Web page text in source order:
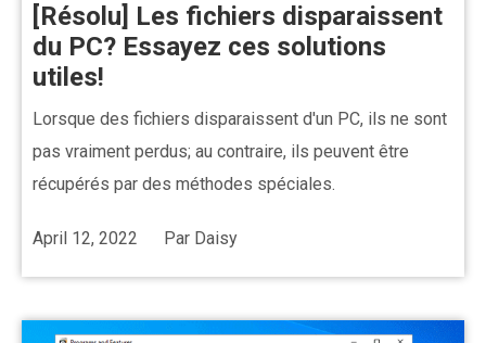
[Résolu] Les fichiers disparaissent
du PC? Essayez ces solutions
utiles!
Lorsque des fichiers disparaissent d'un PC, ils ne sont
pas vraiment perdus; au contraire, ils peuvent être
récupérés par des méthodes spéciales.
April 12, 2022 Par Daisy